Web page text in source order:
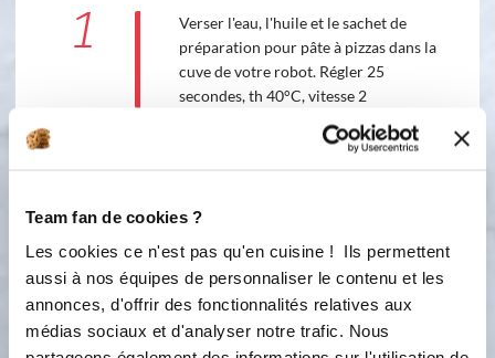
Team fan de cookies ?
Les cookies ce n'est pas qu'en cuisine ! Ils permettent
aussi à nos équipes de personnaliser le contenu et les
annonces, d'offrir des fonctionnalités relatives aux
médias sociaux et d'analyser notre trafic. Nous
1
Verser l'eau, l'huile et le sachet de
préparation pour pâte à pizzas dans la
cuve de votre robot. Régler 25
secondes, th 40°C, vitesse 2
Verser ensuite les farines et la pincée
3 Puis pétrin pendant 1 minute.
Petrissage : 1min